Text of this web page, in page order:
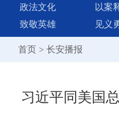
政法文化
以案
致敬英雄
见义
首页 > 长安播报
习近平同美国